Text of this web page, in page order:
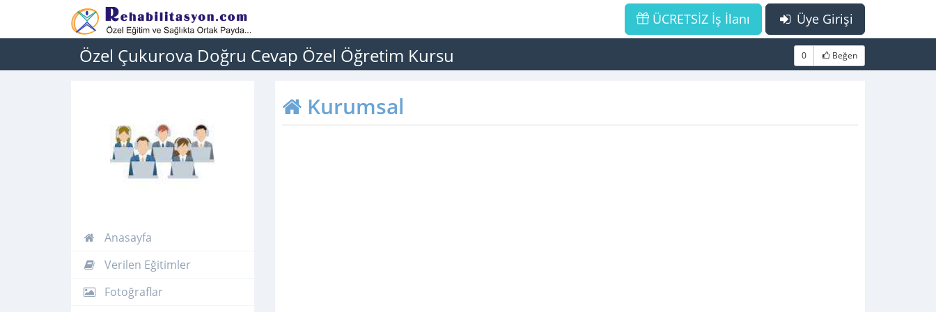
Üye Girişi
ÜCRETSİZ İş İlanı
Özel Çukurova Doğru Cevap Özel Öğretim Kursu 0 Beğen
Anasayfa
Verilen Eğitimler
Fotoğraflar
Kurumsal